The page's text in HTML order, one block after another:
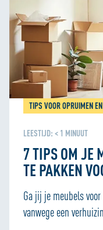
bieden. We delen
met onze partners
analyse zodat we ook
persoonlijke
informatie over hoe
Cookie Policy
TIPS VOOR OPRUIMEN
LEESTIJD: < 1 MINUUT
7 TIPS OM JE
TE PAKKEN
Ga jij je meubels
vanwege een